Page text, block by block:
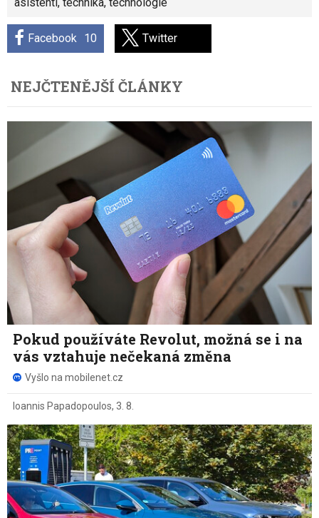
Facebook 10 Twitter
NEJČTENĚJŠÍ ČLÁNKY
Pokud používáte Revolut, možná se i na
vás vztahuje nečekaná změna
Vyšlo na mobilenet.cz
Ioannis Papadopoulos, 3. 8.